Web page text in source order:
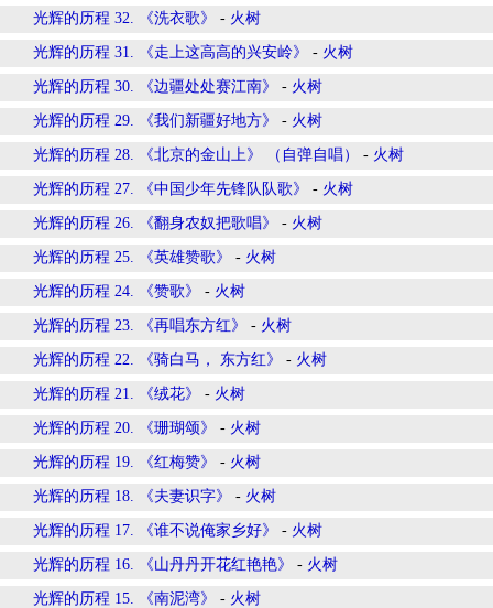
光辉的历程 32. 《洗衣歌》 - 火树
光辉的历程 31. 《走上这高高的兴安岭》 - 火树
光辉的历程 30. 《边疆处处赛江南》 - 火树
光辉的历程 29. 《我们新疆好地方》 - 火树
光辉的历程 28. 《北京的金山上》 （自弹自唱） - 火树
光辉的历程 27. 《中国少年先锋队队歌》 - 火树
光辉的历程 26. 《翻身农奴把歌唱》 - 火树
光辉的历程 25. 《英雄赞歌》 - 火树
光辉的历程 24. 《赞歌》 - 火树
光辉的历程 23. 《再唱东方红》 - 火树
光辉的历程 22. 《骑白马， 东方红》 - 火树
光辉的历程 21. 《绒花》 - 火树
光辉的历程 20. 《珊瑚颂》 - 火树
光辉的历程 19. 《红梅赞》 - 火树
光辉的历程 18. 《夫妻识字》 - 火树
光辉的历程 17. 《谁不说俺家乡好》 - 火树
光辉的历程 16. 《山丹丹开花红艳艳》 - 火树
光辉的历程 15. 《南泥湾》 - 火树